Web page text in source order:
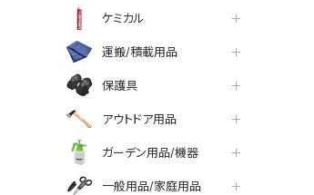
ケミカル
運搬/積載用品
保護具
アウトドア用品
ガーデン用品/機器
一般用品/家庭用品